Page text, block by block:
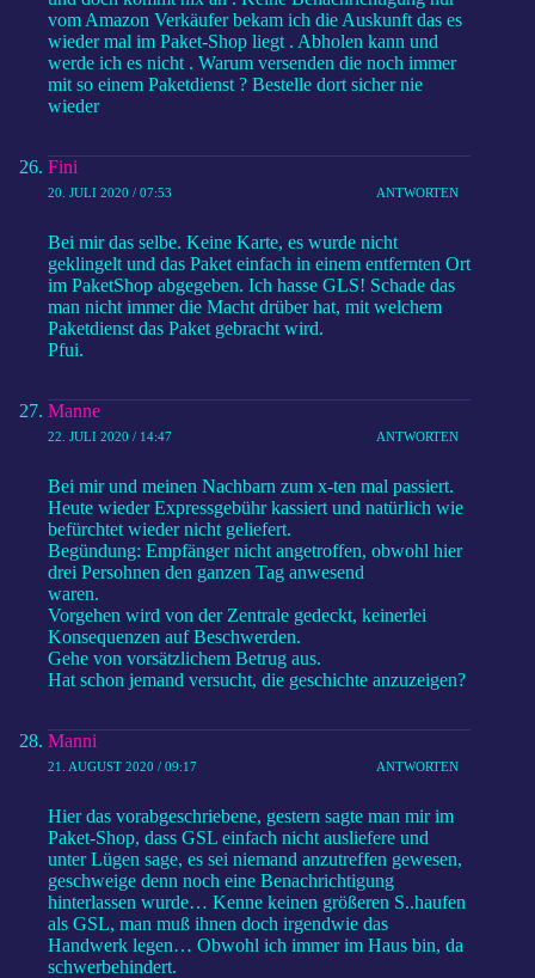
vom Amazon Verkäufer bekam ich die Auskunft das es
wieder mal im Paket-Shop liegt . Abholen kann und
werde ich es nicht . Warum versenden die noch immer
mit so einem Paketdienst ? Bestelle dort sicher nie
wieder
Fini
20. JULI 2020 / 07:53 ANTWORTEN
Bei mir das selbe. Keine Karte, es wurde nicht
geklingelt und das Paket einfach in einem entfernten Ort
im PaketShop abgegeben. Ich hasse GLS! Schade das
man nicht immer die Macht drüber hat, mit welchem
Paketdienst das Paket gebracht wird.
Pfui.
Manne
22. JULI 2020 / 14:47 ANTWORTEN
Bei mir und meinen Nachbarn zum x-ten mal passiert.
Heute wieder Expressgebühr kassiert und natürlich wie
befürchtet wieder nicht geliefert.
Begündung: Empfänger nicht angetroffen, obwohl hier
drei Persohnen den ganzen Tag anwesend
waren.
Vorgehen wird von der Zentrale gedeckt, keinerlei
Konsequenzen auf Beschwerden.
Gehe von vorsätzlichem Betrug aus.
Hat schon jemand versucht, die geschichte anzuzeigen?
Manni
21. AUGUST 2020 / 09:17 ANTWORTEN
Hier das vorabgeschriebene, gestern sagte man mir im
Paket-Shop, dass GSL einfach nicht ausliefere und
unter Lügen sage, es sei niemand anzutreffen gewesen,
geschweige denn noch eine Benachrichtigung
hinterlassen wurde… Kenne keinen größeren S..haufen
als GSL, man muß ihnen doch irgendwie das
Handwerk legen… Obwohl ich immer im Haus bin, da
schwerbehindert.